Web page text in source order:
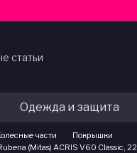
статьи
Одежда и защита
части
Покрышки
(Mitas) ACRIS V60 Classic, 22